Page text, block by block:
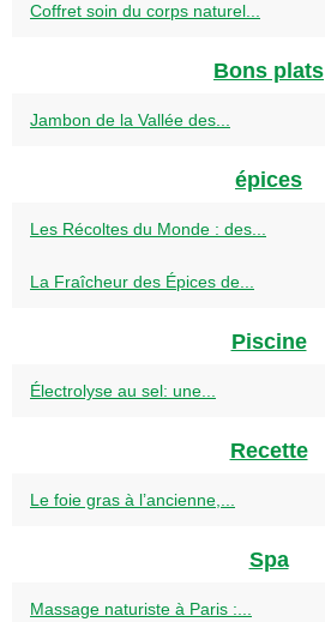
Coffret soin du corps naturel...
Bons plats
Jambon de la Vallée des...
épices
Les Récoltes du Monde : des...
La Fraîcheur des Épices de...
Piscine
Électrolyse au sel: une...
Recette
Le foie gras à l’ancienne,...
Spa
Massage naturiste à Paris :...